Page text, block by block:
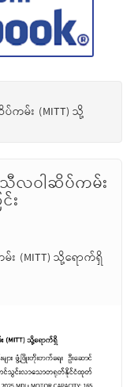
ကမ်း (MITT) သို့
သီလဝါဆိပ်ကမ်း
း
း (MITT) သို့ရောက်ရှိ